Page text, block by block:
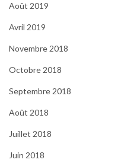
Août 2019
Avril 2019
Novembre 2018
Octobre 2018
Septembre 2018
Août 2018
Juillet 2018
Juin 2018